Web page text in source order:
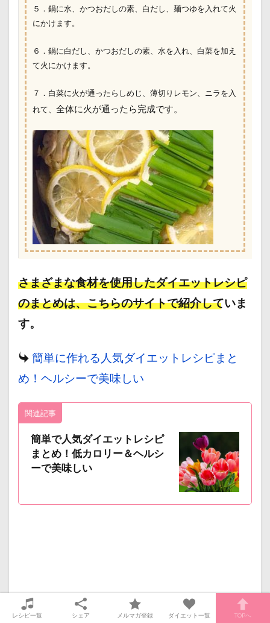
５．鍋に水、かつおだしの素、白だし、麺つゆを入れて火
にかけます。
６．鍋に白だし、かつおだしの素、水を入れ、白菜を加え
て火にかけます。
７．白菜に火が通ったらしめじ、薄切りレモン、ニラを入
れて、 全体に火が通ったら完成です。
さまざまな食材を使用したダイエットレシピ
のまとめは、こちらのサイトで紹介していま
す。
簡単に作れる人気ダイエットレシピまと
め！ヘルシーで美味しい
関連記事
簡単で人気ダイエットレシピ
まとめ！低カロリー＆ヘルシ
ーで美味しい
レシピ一覧 シェア メルマガ登録 ダイエット一覧 TOPへ